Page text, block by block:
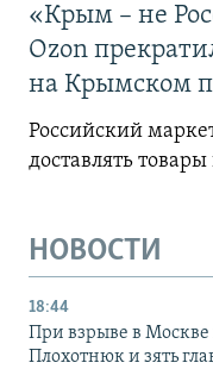
«Крым – не
Ozon
на Крымском
Российский
доставлять
НОВОСТИ
18:44
При взрыве в
Плохотнюк и зять